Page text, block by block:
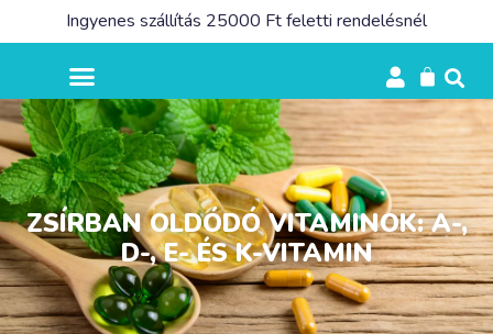
Ingyenes szállítás 25000 Ft feletti rendelésnél
ZSÍRBAN OLDÓDÓ VITAMINOK: A-,
D-, E- ÉS K-VITAMIN